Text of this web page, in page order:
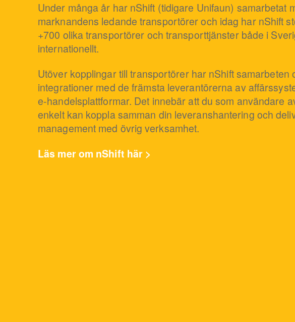
Under många år har nShift (tidigare Unifaun) samarbetat
marknandens ledande transportörer och idag har nShift
+700 olika transportörer och transporttjänster både i
internationellt.
Utöver kopplingar till transportörer har nShift samarbeten
integrationer med de främsta leverantörerna av
e-handelsplattformar. Det innebär att du som användare
enkelt kan koppla samman din leveranshantering och
management med övrig verksamhet.
Läs mer om nShift här >